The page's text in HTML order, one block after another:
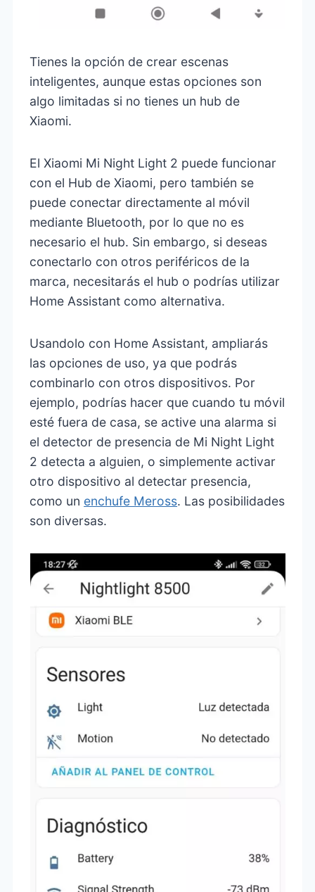
Tienes la opción de crear escenas
inteligentes, aunque estas opciones son
algo limitadas si no tienes un hub de
Xiaomi.
El Xiaomi Mi Night Light 2 puede funcionar
con el Hub de Xiaomi, pero también se
puede conectar directamente al móvil
mediante Bluetooth, por lo que no es
necesario el hub. Sin embargo, si deseas
conectarlo con otros periféricos de la
marca, necesitarás el hub o podrías utilizar
Home Assistant como alternativa.
Usandolo con Home Assistant, ampliarás
las opciones de uso, ya que podrás
combinarlo con otros dispositivos. Por
ejemplo, podrías hacer que cuando tu móvil
esté fuera de casa, se active una alarma si
el detector de presencia de Mi Night Light
2 detecta a alguien, o simplemente activar
otro dispositivo al detectar presencia,
como un enchufe Meross. Las posibilidades
son diversas.